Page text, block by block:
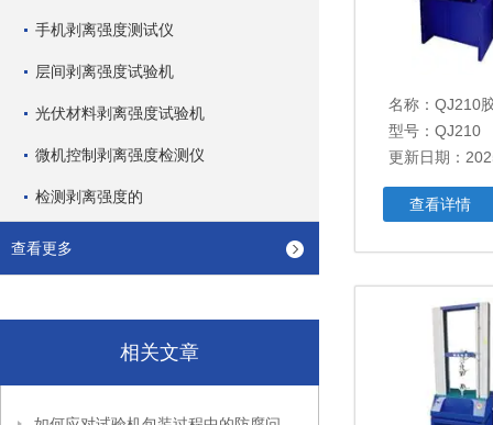
手机剥离强度测试仪
层间剥离强度试验机
光伏材料剥离强度试验机
微机控制剥离强度检测仪
检测剥离强度的
查看更多
相关文章
名称： QJ210胶
型号：QJ210
更新日期：
查看详情